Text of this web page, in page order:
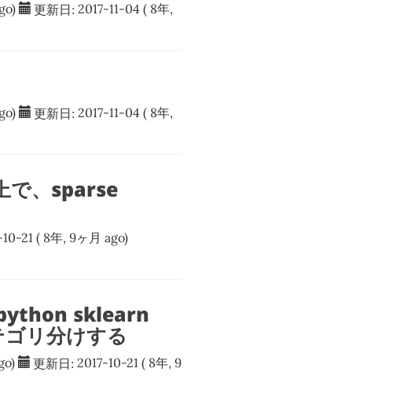
更新日: 2017-11-04( 8年,
更新日: 2017-11-04( 8年,
、sparse
21( 8年, 9ヶ月 ago)
sklearn
リ分けする
更新日: 2017-10-21( 8年, 9